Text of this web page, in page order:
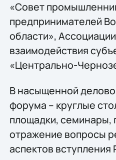
«Совет
предпринимателей
области»,
взаимодействия
«Центрально-
В насыщенной
форума – круглые
площадки, семинары,
отражение вопросы
аспектов вступления